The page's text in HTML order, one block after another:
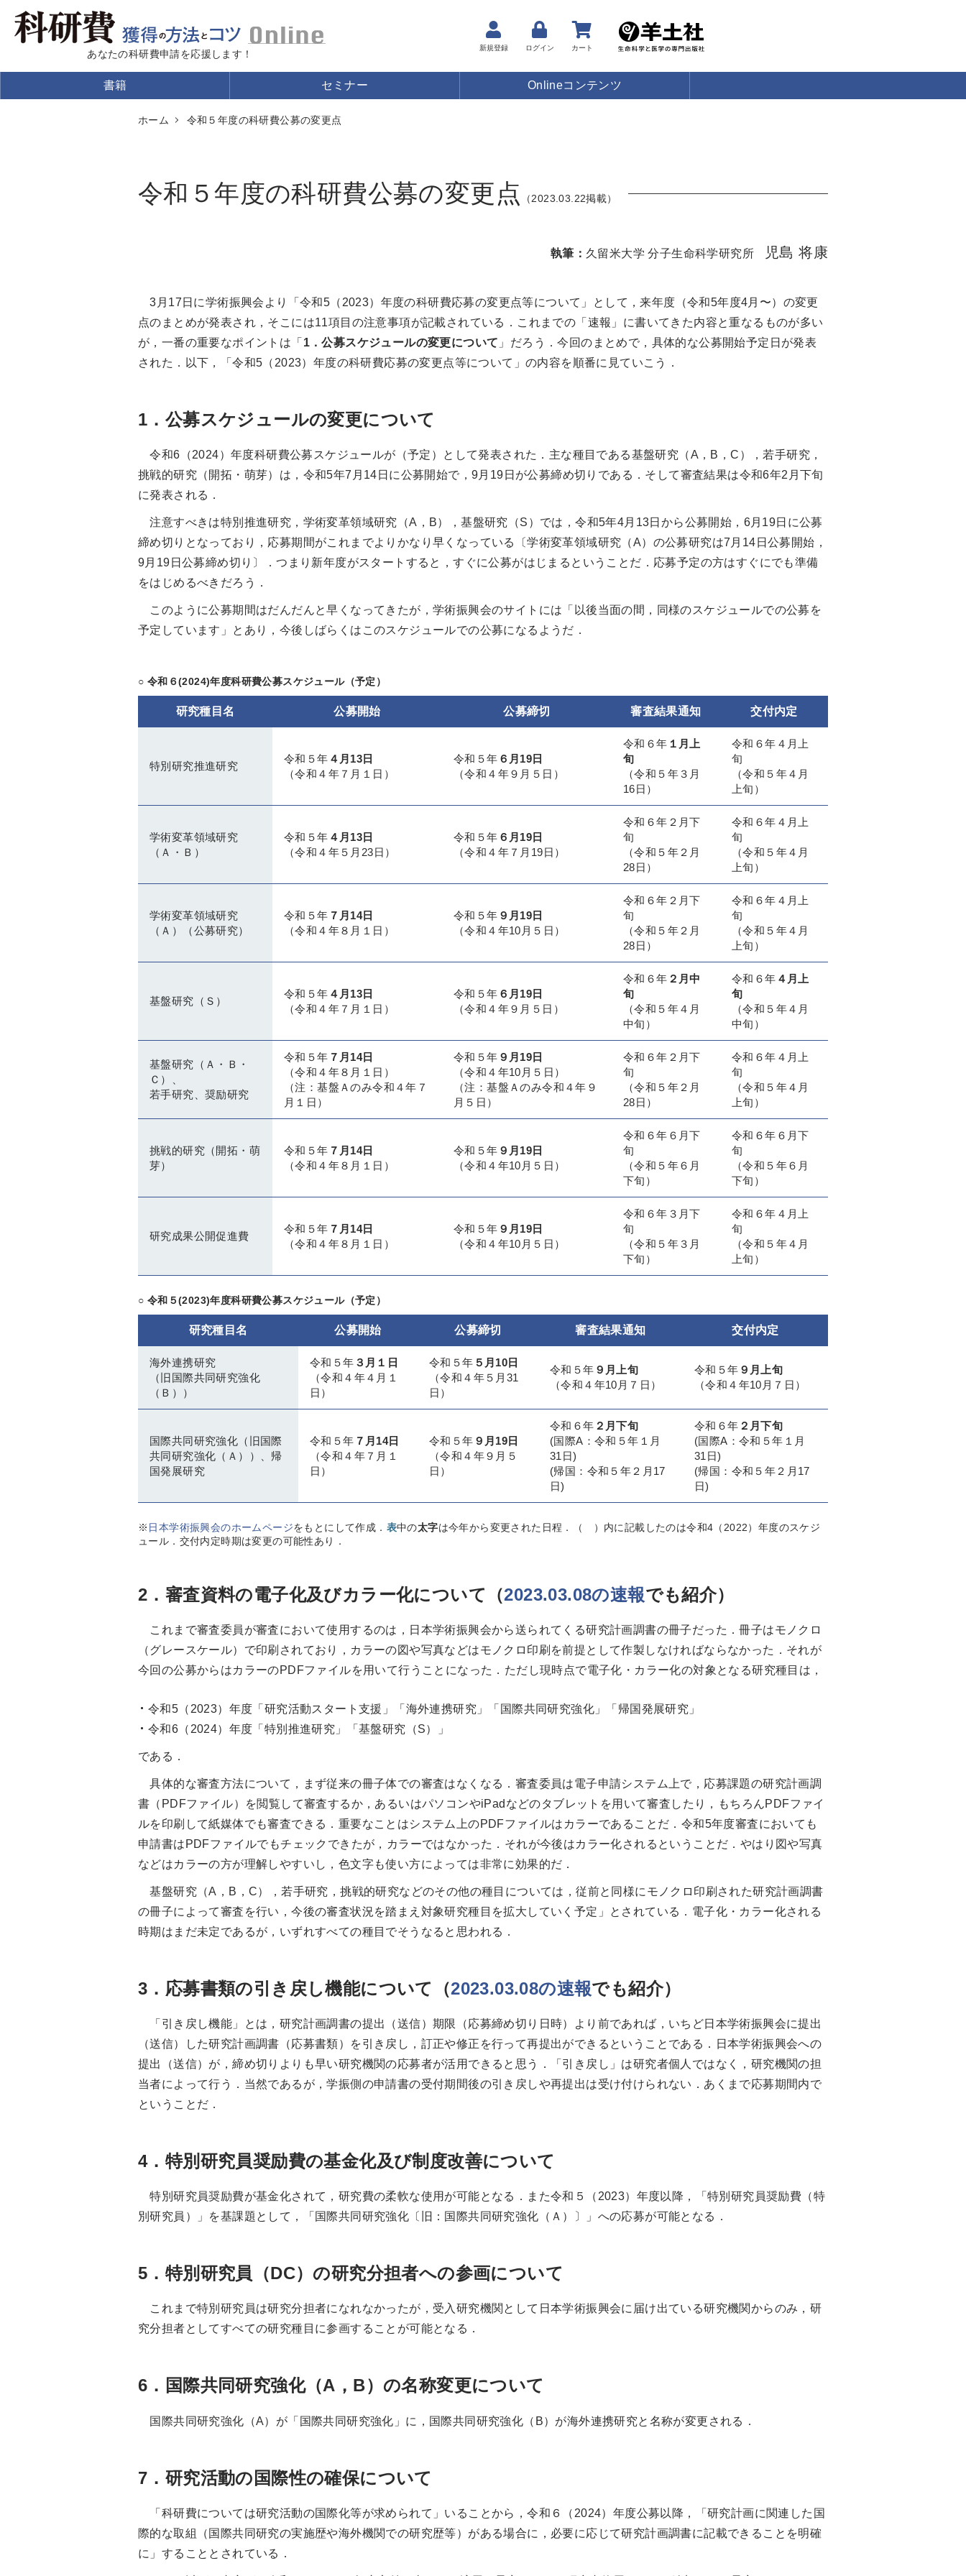
あなたの科研費申請を応援します！
新規登録 ログイン カート
書籍 セミナー Onlineコンテンツ
ホーム 令和５年度の科研費公募の変更点
令和５年度の科研費公募の変更点 （2023.03.22掲載）
執筆： 久留米大学 分子生命科学研究所 児島 将康
3月17日に学術振興会より「令和5（2023）年度の科研費応募の変更点等について」として，来年度（令和5年度4月〜）の変更
点のまとめが発表され，そこには11項目の注意事項が記載されている．これまでの「速報」に書いてきた内容と重なるものが多い
が，一番の重要なポイントは「 1．公募スケジュールの変更について 」だろう．今回のまとめで，具体的な公募開始予定日が発表
された．以下，「令和5（2023）年度の科研費応募の変更点等について」の内容を順番に見ていこう．
1．公募スケジュールの変更について
令和6（2024）年度科研費公募スケジュールが（予定）として発表された．主な種目である基盤研究（A，B，C），若手研究，
挑戦的研究（開拓・萌芽）は，令和5年7月14日に公募開始で，9月19日が公募締め切りである．そして審査結果は令和6年2月下旬
に発表される．
注意すべきは特別推進研究，学術変革領域研究（A，B），基盤研究（S）では，令和5年4月13日から公募開始，6月19日に公募
締め切りとなっており，応募期間がこれまでよりかなり早くなっている〔学術変革領域研究（A）の公募研究は7月14日公募開始，
9月19日公募締め切り〕．つまり新年度がスタートすると，すぐに公募がはじまるということだ．応募予定の方はすぐにでも準備
をはじめるべきだろう．
このように公募期間はだんだんと早くなってきたが，学術振興会のサイトには「以後当面の間，同様のスケジュールでの公募を
予定しています」とあり，今後しばらくはこのスケジュールでの公募になるようだ．
○ 令和６(2024)年度科研費公募スケジュール（予定）
研究種目名 公募開始 公募締切 審査結果通知 交付内定
特別研究推進研究
令和５年 ４月13日
（令和４年７月１日）
令和５年 ６月19日
（令和４年９月５日）
令和６年 １月上
旬
（令和５年３月
16日）
令和６年４月上
旬
（令和５年４月
上旬）
学術変革領域研究
（Ａ・Ｂ）
令和５年 ４月13日
（令和４年５月23日）
令和５年 ６月19日
（令和４年７月19日）
令和６年２月下
旬
（令和５年２月
28日）
令和６年４月上
旬
（令和５年４月
上旬）
学術変革領域研究
（Ａ）（公募研究）
令和５年 ７月14日
（令和４年８月１日）
令和５年 ９月19日
（令和４年10月５日）
令和６年２月下
旬
（令和５年２月
28日）
令和６年４月上
旬
（令和５年４月
上旬）
基盤研究（Ｓ）
令和５年 ４月13日
（令和４年７月１日）
令和５年 ６月19日
（令和４年９月５日）
令和６年 ２月中
旬
（令和５年４月
中旬）
令和６年 ４月上
旬
（令和５年４月
中旬）
基盤研究（Ａ・Ｂ・
Ｃ）、
若手研究、奨励研究
令和５年 ７月14日
（令和４年８月１日）
（注：基盤Ａのみ令和４年７
月１日）
令和５年 ９月19日
（令和４年10月５日）
（注：基盤Ａのみ令和４年９
月５日）
令和６年２月下
旬
（令和５年２月
28日）
令和６年４月上
旬
（令和５年４月
上旬）
挑戦的研究（開拓・萌
芽）
令和５年 ７月14日
（令和４年８月１日）
令和５年 ９月19日
（令和４年10月５日）
令和６年６月下
旬
（令和５年６月
下旬）
令和６年６月下
旬
（令和５年６月
下旬）
研究成果公開促進費
令和５年 ７月14日
（令和４年８月１日）
令和５年 ９月19日
（令和４年10月５日）
令和６年３月下
旬
（令和５年３月
下旬）
令和６年４月上
旬
（令和５年４月
上旬）
○ 令和５(2023)年度科研費公募スケジュール（予定）
研究種目名 公募開始 公募締切 審査結果通知 交付内定
海外連携研究
（旧国際共同研究強化
（Ｂ））
令和５年 ３月１日
（令和４年４月１
日）
令和５年 ５月10日
（令和４年５月31
日）
令和５年 ９月上旬
（令和４年10月７日）
令和５年 ９月上旬
（令和４年10月７日）
国際共同研究強化（旧国際
共同研究強化（Ａ））、帰
国発展研究
令和５年 ７月14日
（令和４年７月１
日）
令和５年 ９月19日
（令和４年９月５
日）
令和６年 ２月下旬
(国際A：令和５年１月
31日)
(帰国：令和５年２月17
日)
令和６年 ２月下旬
(国際A：令和５年１月
31日)
(帰国：令和５年２月17
日)
※ 日本学術振興会のホームページをもとにして作成． 表中の太字は今年から変更された日程．（ ）内に記載したのは令和4（2022）年度のスケジ
ュール．交付内定時期は変更の可能性あり．
2．審査資料の電子化及びカラー化について（2023.03.08の速報でも紹介）
これまで審査委員が審査において使用するのは，日本学術振興会から送られてくる研究計画調書の冊子だった．冊子はモノクロ
（グレースケール）で印刷されており，カラーの図や写真などはモノクロ印刷を前提として作製しなければならなかった．それが
今回の公募からはカラーのPDFファイルを用いて行うことになった．ただし現時点で電子化・カラー化の対象となる研究種目は，
令和5（2023）年度「研究活動スタート支援」「海外連携研究」「国際共同研究強化」「帰国発展研究」
令和6（2024）年度「特別推進研究」「基盤研究（S）」
である．
具体的な審査方法について，まず従来の冊子体での審査はなくなる．審査委員は電子申請システム上で，応募課題の研究計画調
書（PDFファイル）を閲覧して審査するか，あるいはパソコンやiPadなどのタブレットを用いて審査したり，もちろんPDFファイ
ルを印刷して紙媒体でも審査できる．重要なことはシステム上のPDFファイルはカラーであることだ．令和5年度審査においても
申請書はPDFファイルでもチェックできたが，カラーではなかった．それが今後はカラー化されるということだ．やはり図や写真
などはカラーの方が理解しやすいし，色文字も使い方によっては非常に効果的だ．
基盤研究（A，B，C），若手研究，挑戦的研究などのその他の種目については，従前と同様にモノクロ印刷された研究計画調書
の冊子によって審査を行い，今後の審査状況を踏まえ対象研究種目を拡大していく予定」とされている．電子化・カラー化される
時期はまだ未定であるが，いずれすべての種目でそうなると思われる．
3．応募書類の引き戻し機能について（2023.03.08の速報でも紹介）
「引き戻し機能」とは，研究計画調書の提出（送信）期限（応募締め切り日時）より前であれば，いちど日本学術振興会に提出
（送信）した研究計画調書（応募書類）を引き戻し，訂正や修正を行って再提出ができるということである．日本学術振興会への
提出（送信）が，締め切りよりも早い研究機関の応募者が活用できると思う．「引き戻し」は研究者個人ではなく，研究機関の担
当者によって行う．当然であるが，学振側の申請書の受付期間後の引き戻しや再提出は受け付けられない．あくまで応募期間内で
ということだ．
4．特別研究員奨励費の基金化及び制度改善について
特別研究員奨励費が基金化されて，研究費の柔軟な使用が可能となる．また令和５（2023）年度以降，「特別研究員奨励費（特
別研究員）」を基課題として，「国際共同研究強化〔旧：国際共同研究強化（Ａ）〕」への応募が可能となる．
5．特別研究員（DC）の研究分担者への参画について
これまで特別研究員は研究分担者になれなかったが，受入研究機関として日本学術振興会に届け出ている研究機関からのみ，研
究分担者としてすべての研究種目に参画することが可能となる．
6．国際共同研究強化（A，B）の名称変更について
国際共同研究強化（A）が「国際共同研究強化」に，国際共同研究強化（B）が海外連携研究と名称が変更される．
7．研究活動の国際性の確保について
「科研費については研究活動の国際化等が求められて」いることから，令和６（2024）年度公募以降，「研究計画に関連した国
際的な取組（国際共同研究の実施歴や海外機関での研究歴等）がある場合に，必要に応じて研究計画調書に記載できることを明確
に」することとされている．